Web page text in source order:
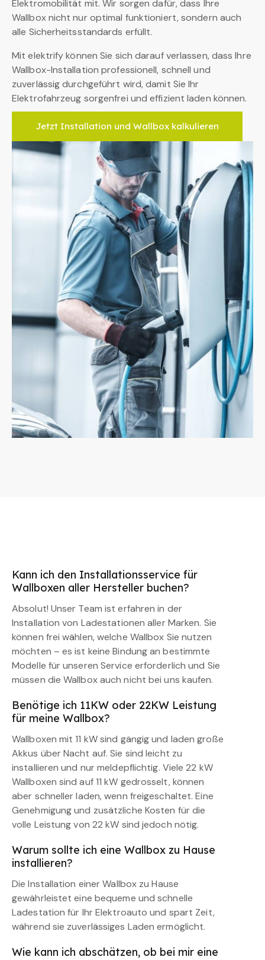
Elektromobilität mit. Wir sorgen dafür, dass Ihre
Wallbox nicht nur optimal funktioniert, sondern auch
alle Sicherheitsstandards erfüllt.
Mit elektrify können Sie sich darauf verlassen, dass Ihre
Wallbox-Installation professionell, schnell und
zuverlässig durchgeführt wird, damit Sie Ihr
Elektrofahrzeug sorgenfrei und effizient laden können.
Jetzt Installation und Wallbox kalkulieren
Kann ich den Installationsservice für
Wallboxen aller Hersteller buchen?
Absolut! Unser Team ist erfahren in der
Installation von Ladestationen aller Marken. Sie
können frei wählen, welche Wallbox Sie nutzen
möchten – es ist keine Bindung an bestimmte
Modelle für unseren Service erforderlich und Sie
müssen die Wallbox auch nicht bei uns kaufen.
Benötige ich 11KW oder 22KW Leistung
für meine Wallbox?
Wallboxen mit 11 kW sind gängig und laden große
Akkus über Nacht auf. Sie sind leicht zu
installieren und nur meldepflichtig. Viele 22 kW
Wallboxen sind auf 11 kW gedrosselt, können
aber schneller laden, wenn freigeschaltet. Eine
Genehmigung und zusätzliche Kosten für die
volle Leistung von 22 kW sind jedoch nötig.
Warum sollte ich eine Wallbox zu Hause
installieren?
Die Installation einer Wallbox zu Hause
gewährleistet eine bequeme und schnelle
Ladestation für Ihr Elektroauto und spart Zeit,
während sie zuverlässiges Laden ermöglicht.
Wie kann ich abschätzen, ob bei mir eine